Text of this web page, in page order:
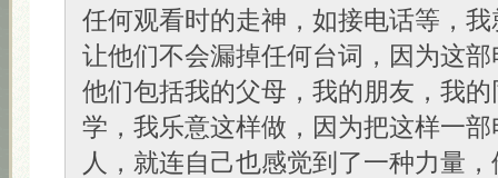
任何观看时的走神，如接电话等，
让他们不会漏掉任何台词，因为这
他们包括我的父母，我的朋友，我
学，我乐意这样做，因为把这样一
人，就连自己也感觉到了一种力量